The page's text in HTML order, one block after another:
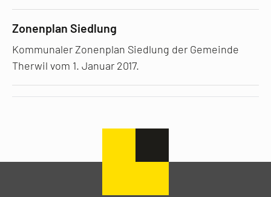
Zonenplan Siedlung
Kommunaler Zonenplan Siedlung der Gemeinde
Therwil vom 1. Januar 2017.